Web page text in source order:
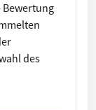
Bewertung
des